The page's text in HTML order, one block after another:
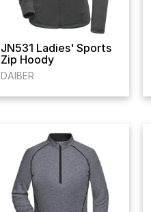
JN531 Ladies' Sports
Zip Hoody
DAIBER